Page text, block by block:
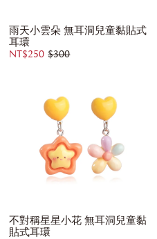
雨天小雲朵 無耳洞兒童黏貼式
耳環
NT$250 $300
不對稱星星小花 無耳洞兒童黏
貼式耳環